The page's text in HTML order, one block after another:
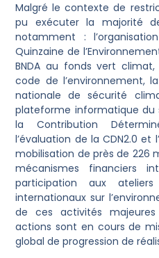
Malgré le contexte de
pu exécuter la majorité
notamment :
Quinzaine de
BNDA au fonds vert
code de l’environnement,
nationale de sécurité
plateforme informatique du
la Contribution
l’évaluation de la CDN2.0 et
mobilisation de près de 226
mécanismes financiers
participation aux
internationaux sur
de ces activités majeures
actions sont en cours de
global de progression de